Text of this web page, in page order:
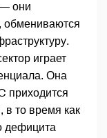
они
обмениваются
играет
Она
приходится
в то время как
дефицита